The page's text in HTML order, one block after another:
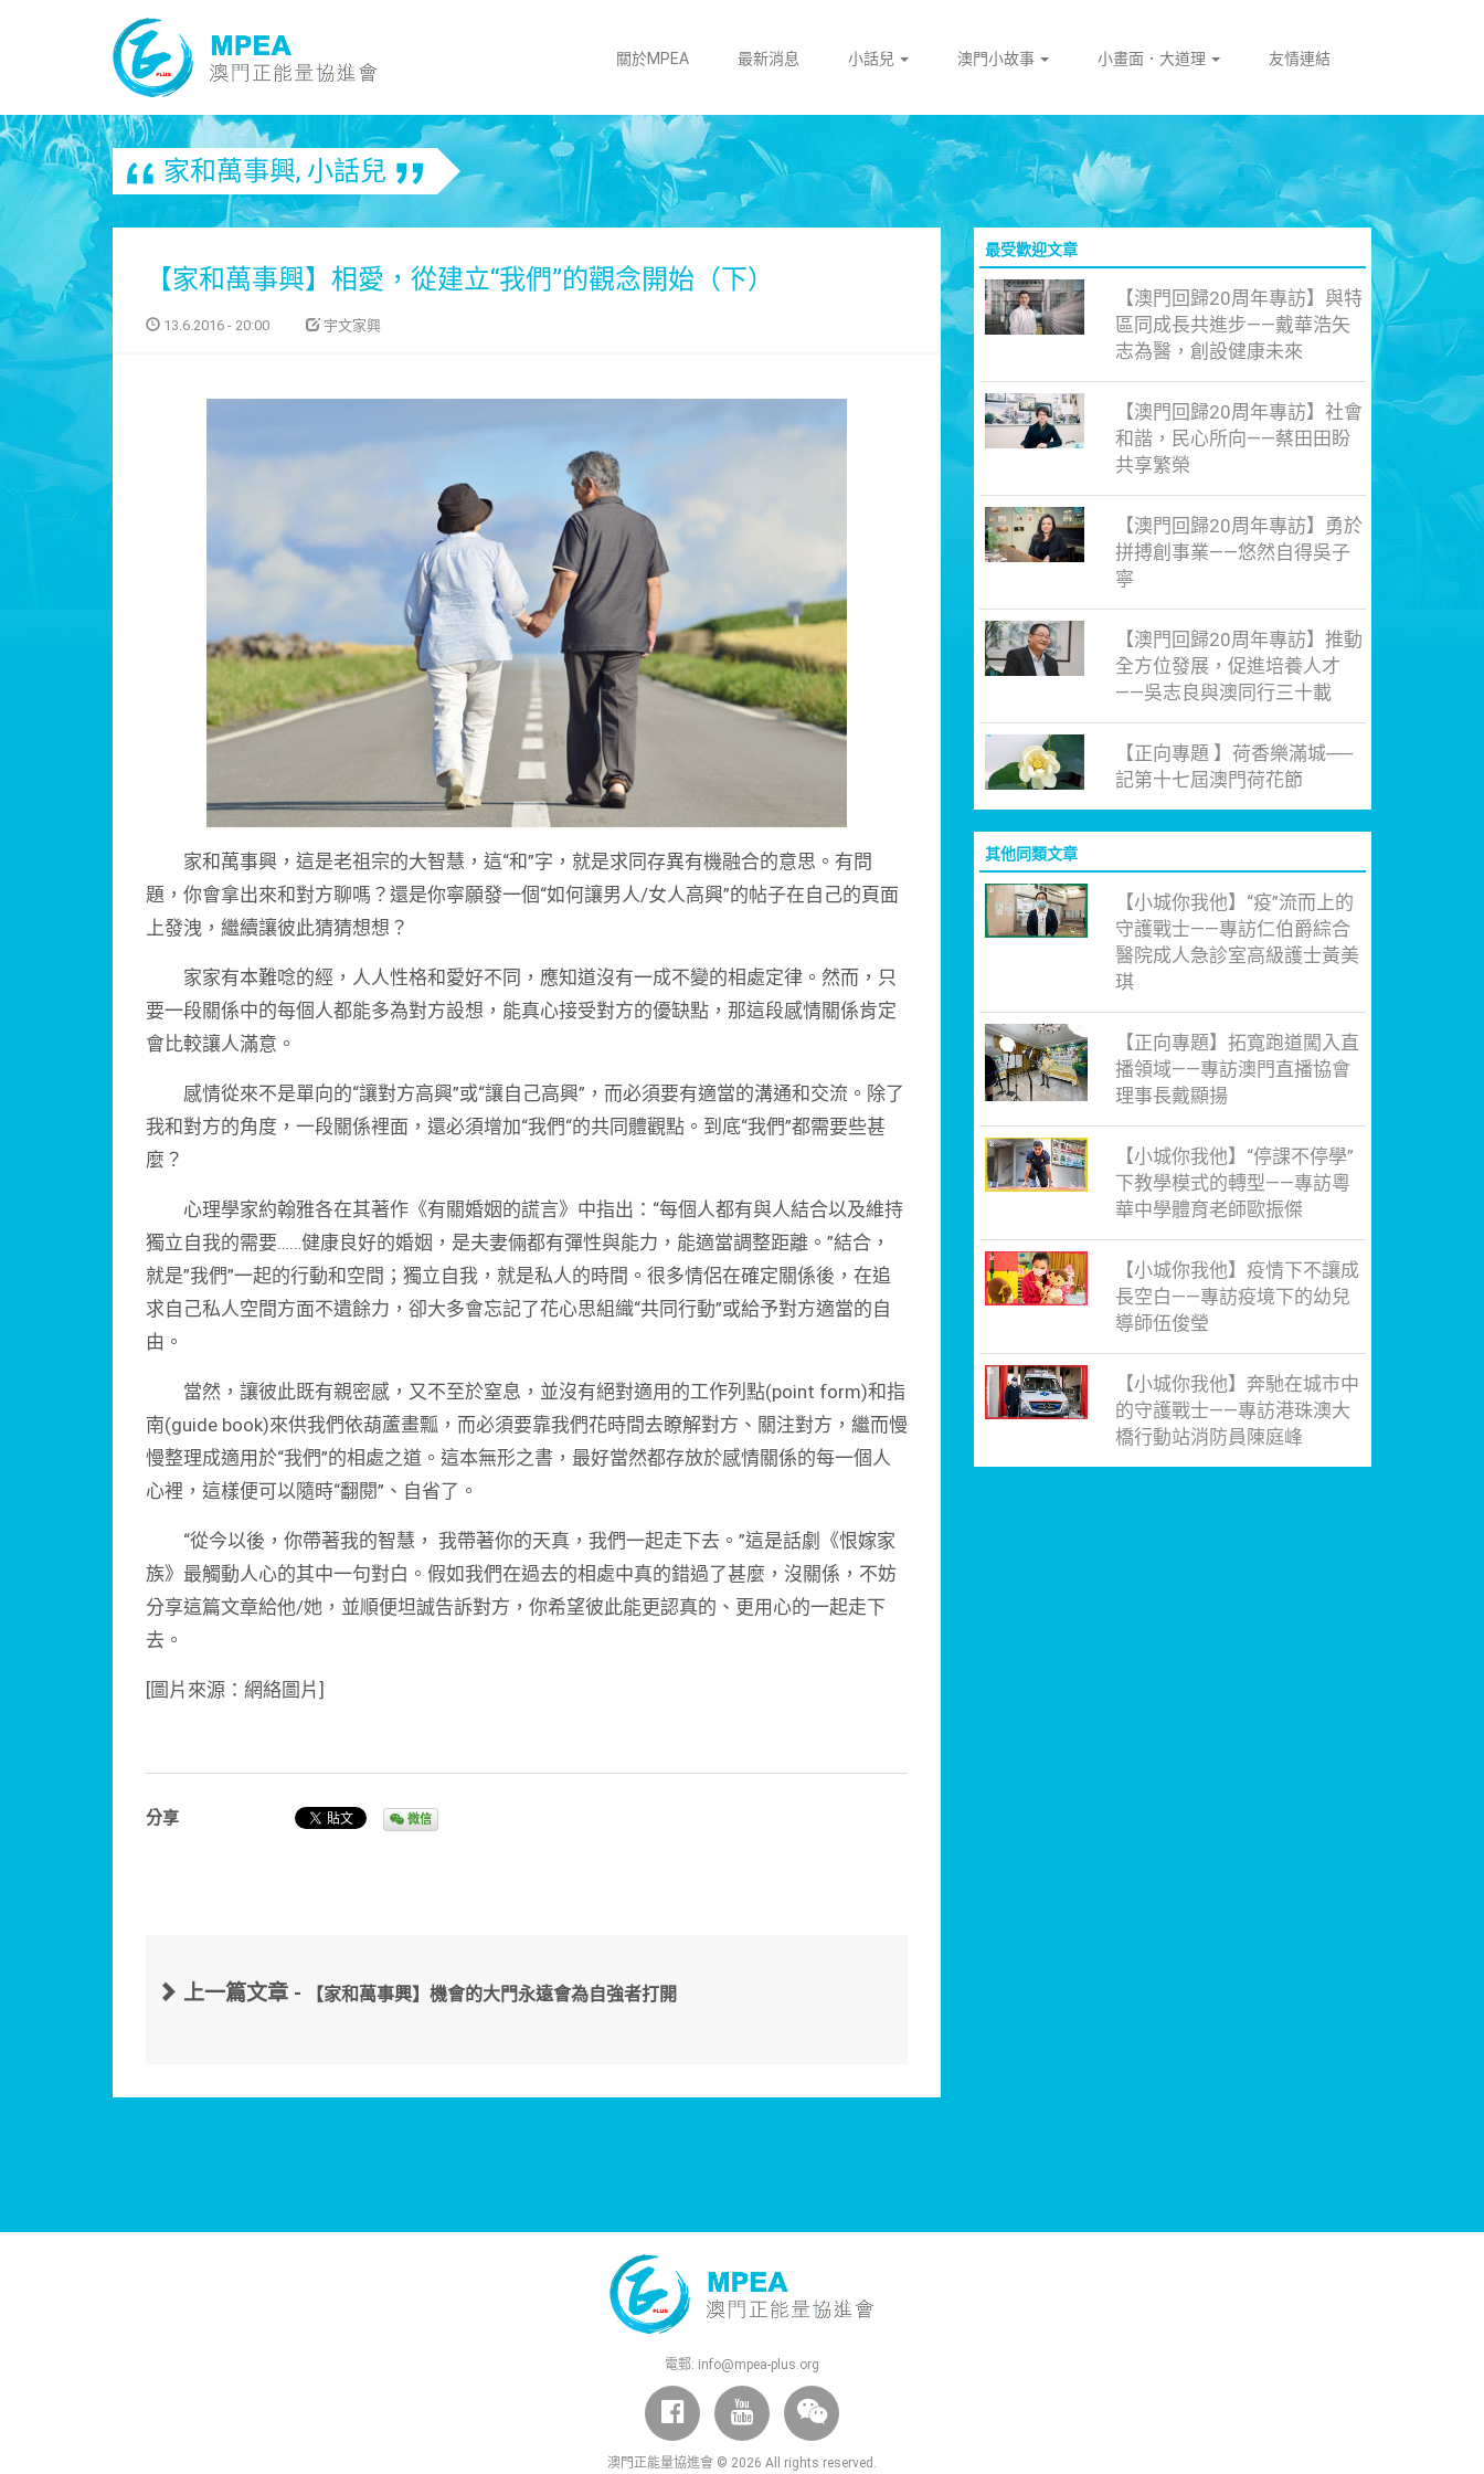
關於MPEA 最新消息 小話兒 澳門小故事 小畫面．大道理 友情連結
家和萬事興, 小話兒
【家和萬事興】相愛，從建立“我們”的觀念開始（下）
13.6.2016 - 20:00 宇文家興
家和萬事興，這是老祖宗的大智慧，這“和”字，就是求同存異有機融合的意思。有問
題，你會拿出來和對方聊嗎？還是你寧願發一個“如何讓男人/女人高興”的帖子在自己的頁面
上發洩，繼續讓彼此猜猜想想？
家家有本難唸的經，人人性格和愛好不同，應知道沒有一成不變的相處定律。然而，只
要一段關係中的每個人都能多為對方設想，能真心接受對方的優缺點，那這段感情關係肯定
會比較讓人滿意。
感情從來不是單向的“讓對方高興”或“讓自己高興”，而必須要有適當的溝通和交流。除了
我和對方的角度，一段關係裡面，還必須增加“我們“的共同體觀點。到底“我們”都需要些甚
麼？
心理學家約翰雅各在其著作《有關婚姻的謊言》中指出：“每個人都有與人結合以及維持
獨立自我的需要……健康良好的婚姻，是夫妻倆都有彈性與能力，能適當調整距離。”結合，
就是”我們”一起的行動和空間；獨立自我，就是私人的時間。很多情侶在確定關係後，在追
求自己私人空間方面不遺餘力，卻大多會忘記了花心思組織“共同行動”或給予對方適當的自
由。
當然，讓彼此既有親密感，又不至於窒息，並沒有絕對適用的工作列點(point form)和指
南(guide book)來供我們依葫蘆畫瓢，而必須要靠我們花時間去瞭解對方、關注對方，繼而慢
慢整理成適用於“我們”的相處之道。這本無形之書，最好當然都存放於感情關係的每一個人
心裡，這樣便可以隨時“翻閱”、自省了。
“從今以後，你帶著我的智慧， 我帶著你的天真，我們一起走下去。”這是話劇《恨嫁家
族》最觸動人心的其中一句對白。假如我們在過去的相處中真的錯過了甚麼，沒關係，不妨
分享這篇文章給他/她，並順便坦誠告訴對方，你希望彼此能更認真的、更用心的一起走下
去。
[圖片來源：網絡圖片]
分享 微信
上一篇文章 - 【家和萬事興】機會的大門永遠會為自強者打開
最受歡迎文章
【澳門回歸20周年專訪】與特
區同成長共進步——戴華浩矢
志為醫，創設健康未來
【澳門回歸20周年專訪】社會
和諧，民心所向——蔡田田盼
共享繁榮
【澳門回歸20周年專訪】勇於
拼搏創事業——悠然自得吳子
寧
【澳門回歸20周年專訪】推動
全方位發展，促進培養人才
——吳志良與澳同行三十載
【正向專題 】荷香樂滿城──
記第十七屆澳門荷花節
其他同類文章
【小城你我他】“疫”流而上的
守護戰士——專訪仁伯爵綜合
醫院成人急診室高級護士黃美
琪
【正向專題】拓寬跑道闖入直
播領域——專訪澳門直播協會
理事長戴顯揚
【小城你我他】“停課不停學”
下教學模式的轉型——專訪粵
華中學體育老師歐振傑
【小城你我他】疫情下不讓成
長空白——專訪疫境下的幼兒
導師伍俊瑩
【小城你我他】奔馳在城市中
的守護戰士——專訪港珠澳大
橋行動站消防員陳庭峰
電郵: info@mpea-plus.org
澳門正能量協進會 © 2026 All rights reserved.